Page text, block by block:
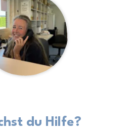
du Hilfe?